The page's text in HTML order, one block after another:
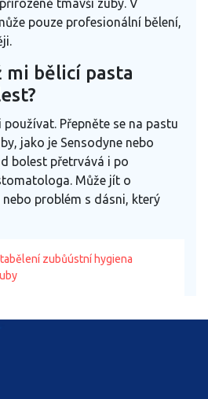
tmavší zuby. V
pouze profesionální bělení,
mi bělicí pasta
Přepněte se na pastu
jako je Sensodyne nebo
bolest přetrvává i po
Může jít o
problém s dásni, který
bělení zubůústní hygiena